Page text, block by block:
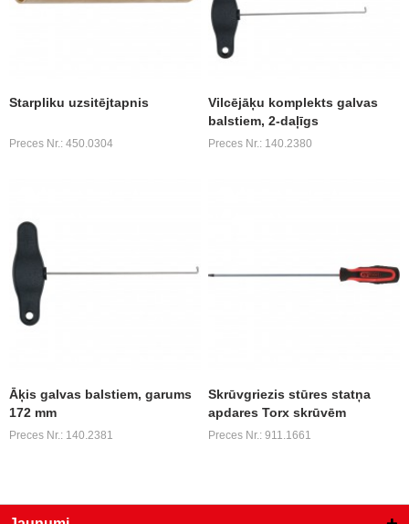
Starpliku uzsitējtapnis
Preces Nr.: 450.0304
Vilcējāķu komplekts galvas
balstiem, 2-daļīgs
Preces Nr.: 140.2380
Āķis galvas balstiem, garums
172 mm
Preces Nr.: 140.2381
Skrūvgriezis stūres statņa
apdares Torx skrūvēm
Preces Nr.: 911.1661